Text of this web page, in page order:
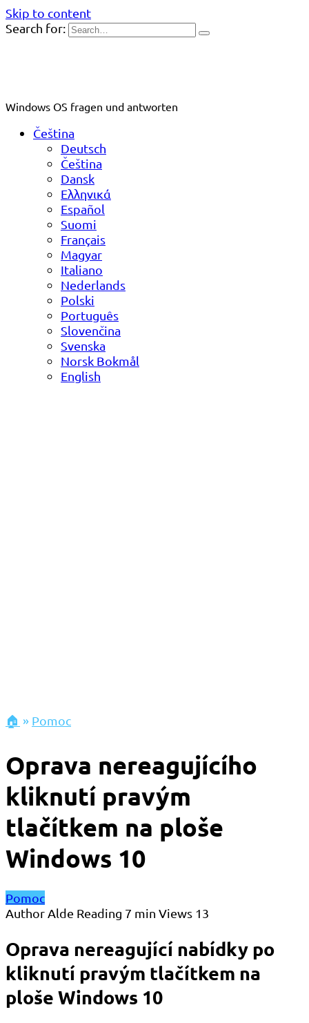
Skip to content
Search for:
Windows OS fragen und antworten
Čeština
Deutsch
Čeština
Dansk
Ελληνικά
Español
Suomi
Français
Magyar
Italiano
Nederlands
Polski
Português
Slovenčina
Svenska
Norsk Bokmål
English
🏠 » Pomoc
Oprava nereagujícího
kliknutí pravým
tlačítkem na ploše
Windows 10
Pomoc
AuthorAlde Reading 7 min Views 13
Oprava nereagující nabídky po
kliknutí pravým tlačítkem na
ploše Windows 10